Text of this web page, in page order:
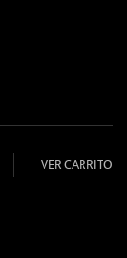
VER CARRITO